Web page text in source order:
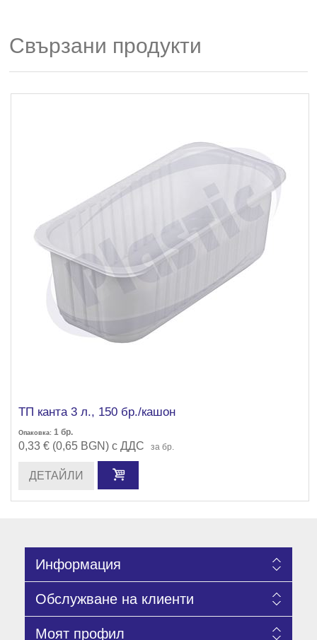
Свързани продукти
ТП канта 3 л., 150 бр./кашон
Опаковка: 1 бр.
0,33 € (0,65 BGN) с ДДС за бр.
ДЕТАЙЛИ
Информация
Обслужване на клиенти
Моят профил